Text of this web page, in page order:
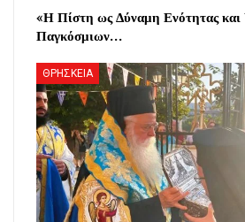
«Η Πίστη ως Δύναμη Ενότητας
Παγκόσμιων…
ΘΡΗΣΚΕΙΑ